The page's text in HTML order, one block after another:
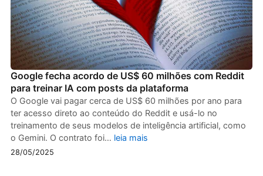
Google fecha acordo de US$ 60 milhões com Reddit
para treinar IA com posts da plataforma
O Google vai pagar cerca de US$ 60 milhões por ano para
ter acesso direto ao conteúdo do Reddit e usá-lo no
treinamento de seus modelos de inteligência artificial, como
o Gemini. O contrato foi… leia mais
28/05/2025